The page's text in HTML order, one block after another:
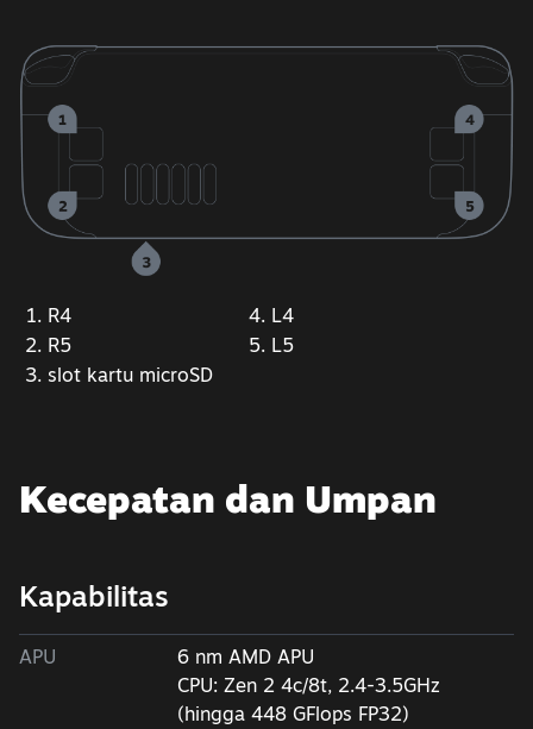
R4
R5
slot kartu microSD
L4
L5
Kecepatan dan Umpan
Kapabilitas
APU
6 nm AMD APU
CPU: Zen 2 4c/8t, 2.4-3.5GHz
(hingga 448 GFlops FP32)